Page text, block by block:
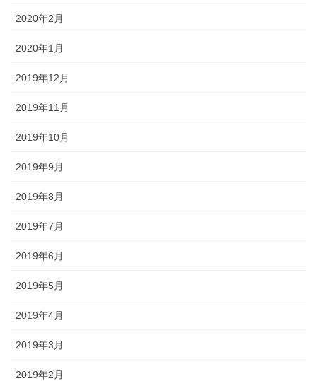
2020年2月
2020年1月
2019年12月
2019年11月
2019年10月
2019年9月
2019年8月
2019年7月
2019年6月
2019年5月
2019年4月
2019年3月
2019年2月